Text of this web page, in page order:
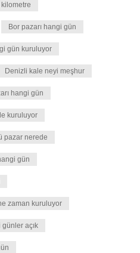
kilometre
Bor pazarı hangi gün
gün kuruluyor
Denizli kale neyi meşhur
hangi gün
kuruluyor
pazar nerede
gün
zaman kuruluyor
açık